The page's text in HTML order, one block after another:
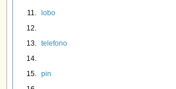
lobo
telefono
pin